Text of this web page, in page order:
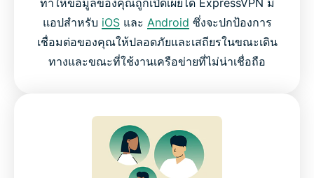
แอปสำหรับ iOSและ Android ซึ่งจะปกป้องการ
เชื่อมต่อของคุณให้ปลอดภัยและเสถียรในขณะเดิน
ทางและขณะที่ใช้งานเครือข่ายที่ไม่น่าเชื่อถือ